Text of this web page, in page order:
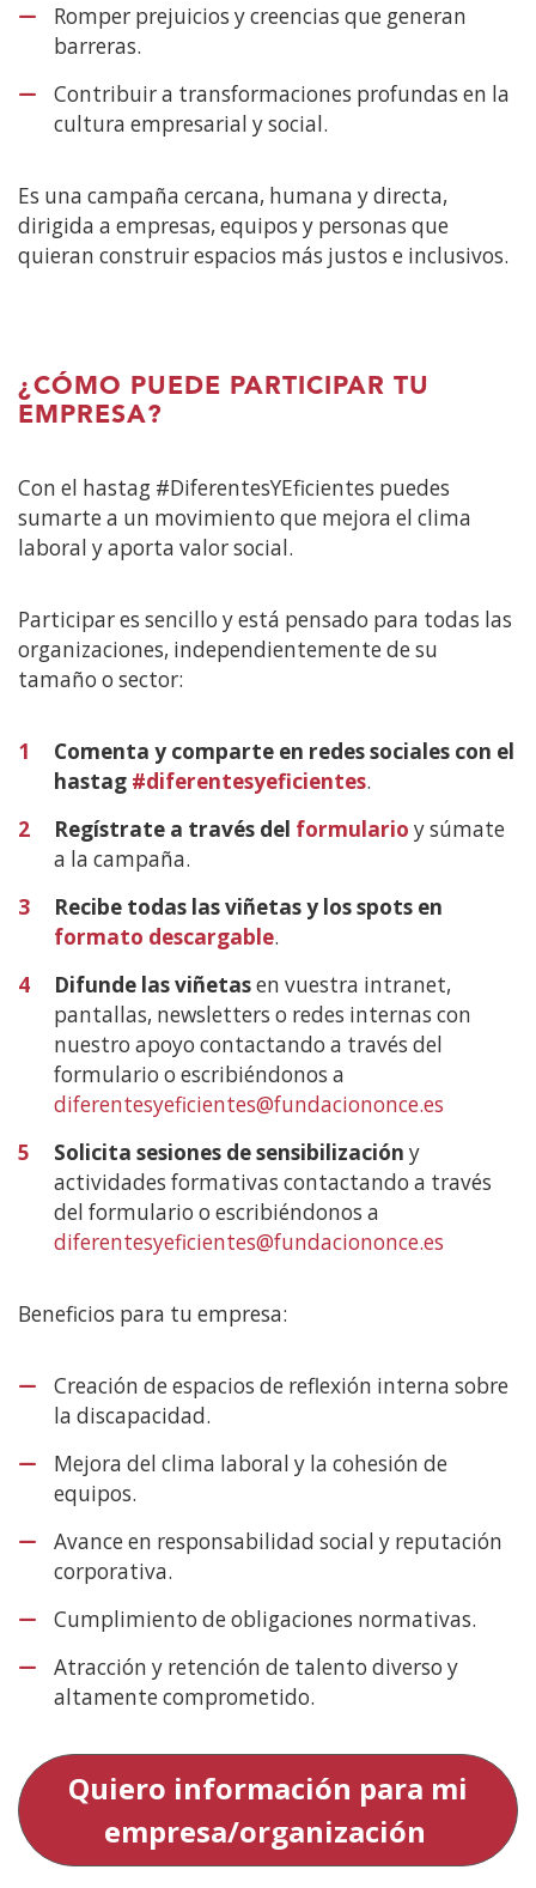
Romper prejuicios y creencias que generan
barreras.
Contribuir a transformaciones profundas en la
cultura empresarial y social.
Es una campaña cercana, humana y directa,
dirigida a empresas, equipos y personas que
quieran construir espacios más justos e inclusivos.
¿CÓMO PUEDE PARTICIPAR TU
EMPRESA?
Con el hastag #DiferentesYEficientes puedes
sumarte a un movimiento que mejora el clima
laboral y aporta valor social.
Participar es sencillo y está pensado para todas las
organizaciones, independientemente de su
tamaño o sector:
1
Comenta y comparte en redes sociales con el
hastag #diferentesyeficientes.
2
Regístrate a través del formulario y súmate
a la campaña.
3
Recibe todas las viñetas y los spots en
formato descargable.
4
Difunde las viñetasen vuestra intranet,
pantallas, newsletters o redes internas con
nuestro apoyo contactando a través del
formulario o escribiéndonos a
diferentesyeficientes@fundaciononce.es
5
Solicita sesiones de sensibilización y
actividades formativas contactando a través
del formulario o escribiéndonos a
diferentesyeficientes@fundaciononce.es
Beneficios para tu empresa:
Creación de espacios de reflexión interna sobre
la discapacidad.
Mejora del clima laboral y la cohesión de
equipos.
Avance en responsabilidad social y reputación
corporativa.
Cumplimiento de obligaciones normativas.
Atracción y retención de talento diverso y
altamente comprometido.
Quiero información para mi
empresa/organización